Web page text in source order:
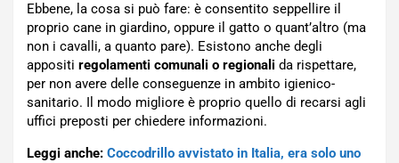
Ebbene, la cosa si può fare: è consentito seppellire il
proprio cane in giardino, oppure il gatto o quant’altro (ma
non i cavalli, a quanto pare). Esistono anche degli
appositi regolamenti comunali o regionali da rispettare,
per non avere delle conseguenze in ambito igienico-
sanitario. Il modo migliore è proprio quello di recarsi agli
uffici preposti per chiedere informazioni.
Leggi anche: Coccodrillo avvistato in Italia, era solo uno